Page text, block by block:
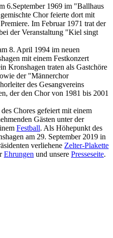
6.September 1969 im "Ballhaus
Chor feierte dort mit
Im Februar 1971 trat der
der Veranstaltung "Kiel singt
8. April 1994 im neuen
mit einem Festkonzert
Kronshagen traten als Gastchöre
der "Männerchor
des Gesangvereins
der den Chor von 1981 bis 2001
Chores gefeiert mit einem
Gästen unter der
Festball. Als Höhepunkt des
am 29. September 2019 in
verliehene Zelter-Plakette
Ehrungen und unsere Presseseite.